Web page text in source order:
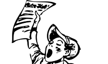
content